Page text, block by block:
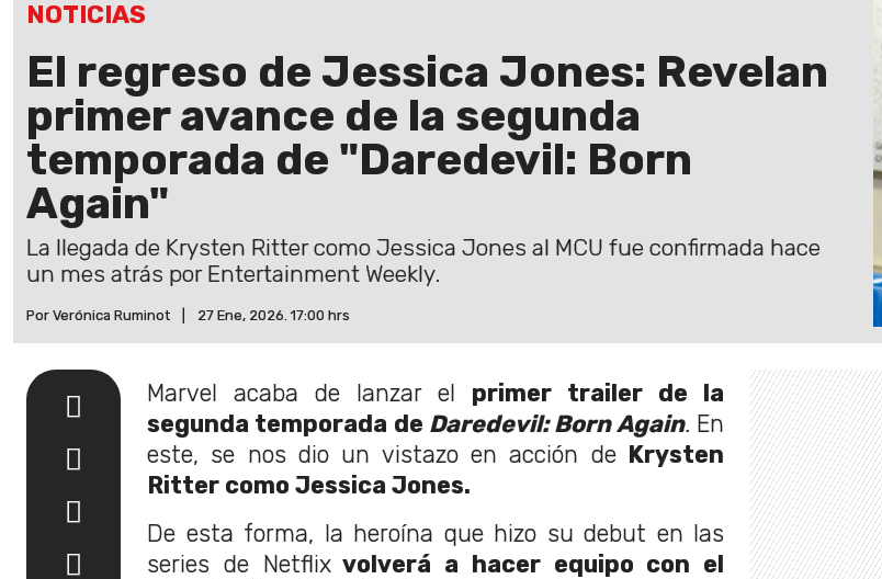
NOTICIAS
El regreso de Jessica Jones: Revelan
primer avance de la segunda
temporada de "Daredevil: Born
Again"
La llegada de Krysten Ritter como Jessica Jones al MCU fue confirmada hace
un mes atrás por Entertainment Weekly.
Por Verónica Ruminot 27 Ene, 2026. 17:00 hrs
Marvel acaba de lanzar el primer trailer de la
segunda temporada de Daredevil: Born Again. En
este, se nos dio un vistazo en acción deKrysten
Ritter como Jessica Jones.
De esta forma, la heroína que hizo su debut en las
series de Netflixvolverá a hacer equipo con el